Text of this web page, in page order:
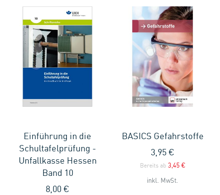
Einführung in die
Schultafelprüfung -
Unfallkasse Hessen
Band 10
8,00 €
BASICS Gefahrstoffe
3,95 €
Bereits ab 3,45 €
inkl. MwSt.